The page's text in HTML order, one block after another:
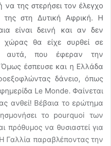
της στερήσει τον έλεγχο
της στη Δυτική Αφρική. Η
είναι δεινή και αν δεν
χώρας θα είχε συρθεί σε
αυτά, που έφεραν την
έσπευσε και η Ελλάδα
δάνειο, όπως
Le Monde. Φαίνεται
ανθεί! Βέβαια το ερώτημα
το pourquoi των
πρόθυμος να θυσιαστεί για
Γαλλία παραβλέποντας την